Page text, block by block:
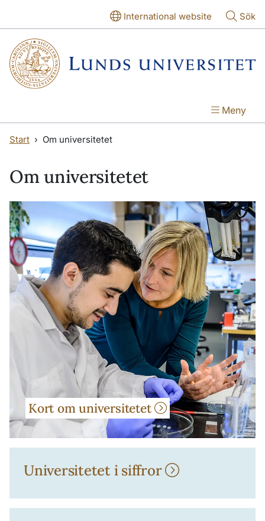
International website Sök
Meny
Start Om universitetet
Om universitetet
Kort om universitetet
Universitetet i siffror